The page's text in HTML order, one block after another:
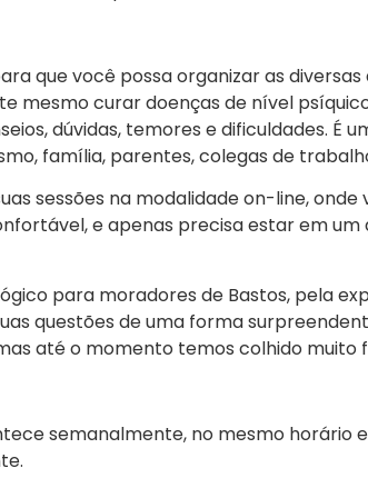
que você possa organizar as
mesmo curar doenças de nível
dúvidas, temores e dificuldades. É
família, parentes, colegas de
sessões na modalidade on-line,
e apenas precisa estar em
para moradores de Bastos, pela
questões de uma forma
até o momento temos colhido muito
semanalmente, no mesmo horário